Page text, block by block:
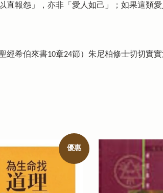
直報怨」，亦非「愛人如己」；如果這類
經希伯來書10章24節）朱尼柏修士切切實
優惠